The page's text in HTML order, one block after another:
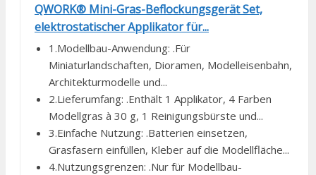
QWORK® Mini-Gras-Beflockungsgerät Set,
elektrostatischer Applikator für...
1.Modellbau-Anwendung: .Für
Miniaturlandschaften, Dioramen, Modelleisenbahn,
Architekturmodelle und...
2.Lieferumfang: .Enthält 1 Applikator, 4 Farben
Modellgras à 30 g, 1 Reinigungsbürste und...
3.Einfache Nutzung: .Batterien einsetzen,
Grasfasern einfüllen, Kleber auf die Modellfläche...
4.Nutzungsgrenzen: .Nur für Modellbau-